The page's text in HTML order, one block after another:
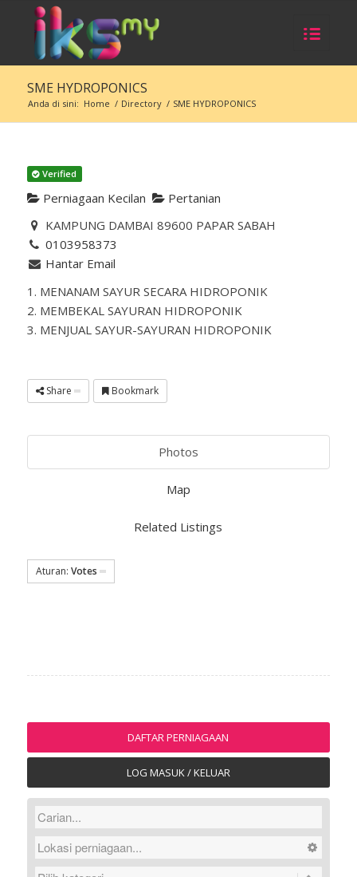
SME HYDROPONICS
Anda di sini: Home / Directory / SME HYDROPONICS
Verified
Perniagaan Kecilan
Pertanian
KAMPUNG DAMBAI 89600 PAPAR SABAH
0103958373
Hantar Email
1. MENANAM SAYUR SECARA HIDROPONIK
2. MEMBEKAL SAYURAN HIDROPONIK
3. MENJUAL SAYUR-SAYURAN HIDROPONIK
Share Bookmark
Photos
Map
Related Listings
Aturan: Votes
DAFTAR PERNIAGAAN
LOG MASUK / KELUAR